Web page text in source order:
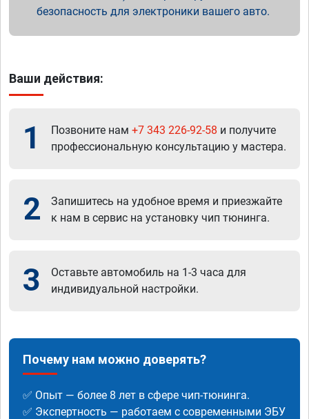
безопасность для электроники вашего авто.
Ваши действия:
1 Позвоните нам +7 343 226-92-58 и получите
профессиональную консультацию у мастера.
2
Запишитесь на удобное время и приезжайте
к нам в сервис на установку чип тюнинга.
3
Оставьте автомобиль на 1-3 часа для
индивидуальной настройки.
Почему нам можно доверять?
✅ Опыт — более 8 лет в сфере чип-тюнинга.
✅ Экспертность — работаем с современными ЭБУ